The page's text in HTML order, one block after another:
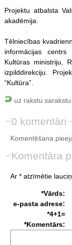
Projektu atbalsta
akadēmija.
Tēlniecības
informācijas
Kultūras ministriju,
izpilddirekciju.
“Kultūra”.
uz rakstu sarakstu
0 komentāri
Komentēšana
Komentāra
Ar * atzīmētie
*Vārds:
e-pasta adrese:
*4+1=
*Komentārs: